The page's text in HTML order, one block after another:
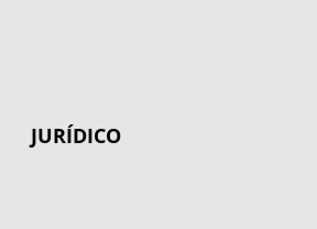
JURÍDICO